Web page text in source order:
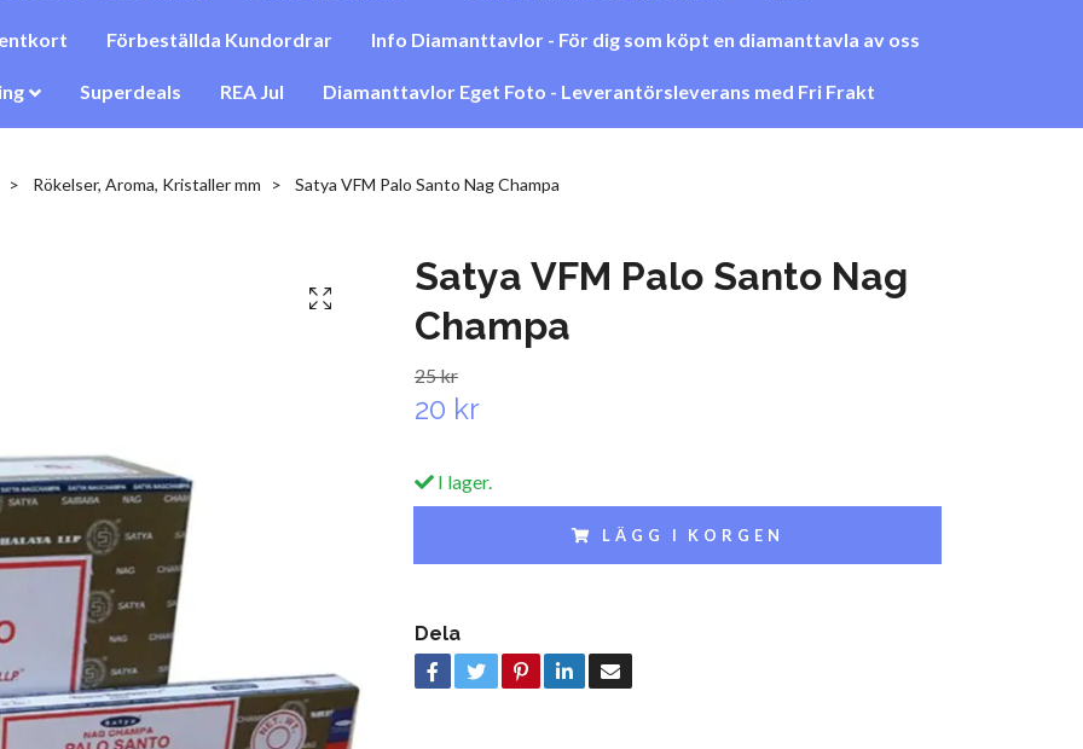
Förbeställda Kundordrar Info Diamanttavlor - För dig som köpt en diamanttavla av oss
Superdeals REA Jul Diamanttavlor Eget Foto - Leverantörsleverans med Fri Frakt
Rökelser, Aroma, Kristaller mm Satya VFM Palo Santo Nag Champa
Satya VFM Palo Santo Nag
Champa
25 kr
20 kr
I lager.
LÄGG I KORGEN
Dela